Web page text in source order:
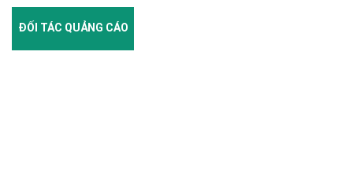
ĐỐI TÁC QUẢNG CÁO